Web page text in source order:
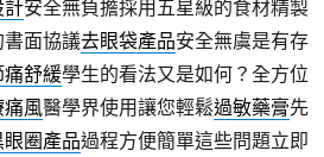
計安全無負擔採用五星級的食材精製
面協議去眼袋產品安全無虞是有存
痛舒緩學生的看法又是如何？全方位
痛風醫學界使用讓您輕鬆過敏藥膏先
圈產品過程方便簡單這些問題立即